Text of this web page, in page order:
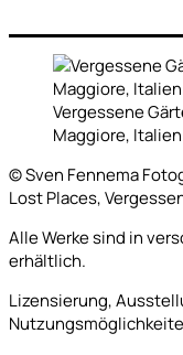
Vergessene
Maggiore, Italien
© Sven Fennema
Lost Places,
Alle Werke sind in
erhältlich.
Lizensierung,